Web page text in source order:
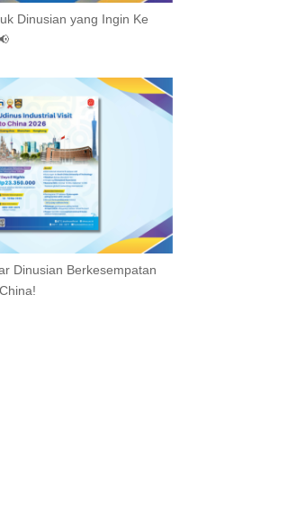
Dinusian yang Ingin Ke
Dinusian Berkesempatan